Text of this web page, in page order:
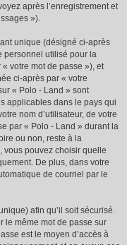
après l’enregistrement et
»).
unique (désigné ci-après
personnel utilisé pour la
votre mot de passe »), et
ci-après par « votre
« Polo - Land » sont
applicables dans le pays qui
nom d’utilisateur, de votre
par « Polo - Land » durant la
ou non, reste à la
vous pouvez choisir quelle
De plus, dans votre
de courriel par le
afin qu’il soit sécurisé.
le même mot de passe sur
est le moyen d’accès à